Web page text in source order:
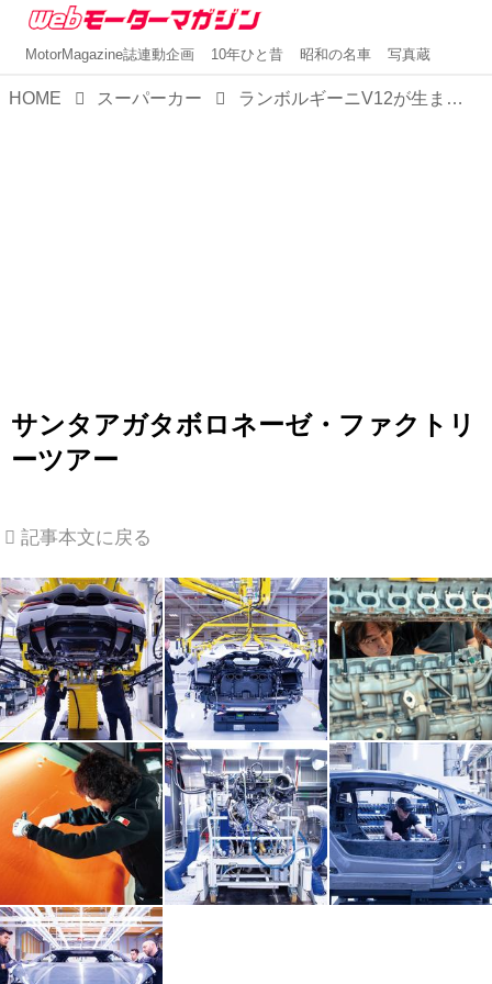
MotorMagazine誌連動企画 10年ひと昔 昭和の名車 写真蔵
HOME スーパーカー ランボルギーニV12が生まれる新しいライン。サンタアガタボロネーゼで車両価格の理由を垣間見る
サンタアガタボロネーゼ・ファクトリ
ーツアー
記事本文に戻る